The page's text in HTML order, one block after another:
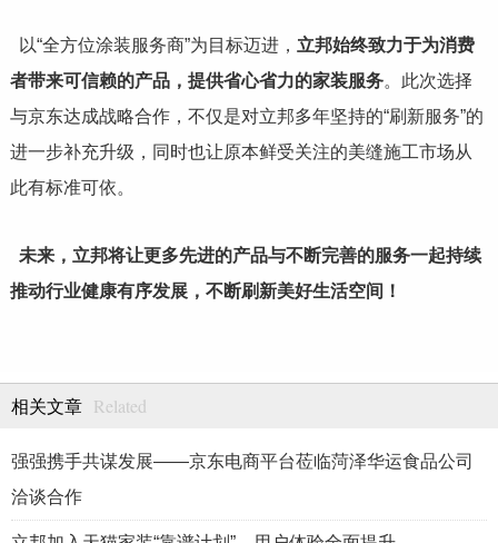
以“全方位涂装服务商”为目标迈进， 立邦始终致力于为消费
者带来可信赖的产品，提供省心省力的家装服务。此次选择
与京东达成战略合作，不仅是对立邦多年坚持的“刷新服务”的
进一步补充升级，同时也让原本鲜受关注的美缝施工市场从
此有标准可依。
未来，立邦将让更多先进的产品与不断完善的服务一起持续
推动行业健康有序发展，不断刷新美好生活空间！
相关文章 Related
强强携手共谋发展——京东电商平台莅临菏泽华运食品公司
洽谈合作